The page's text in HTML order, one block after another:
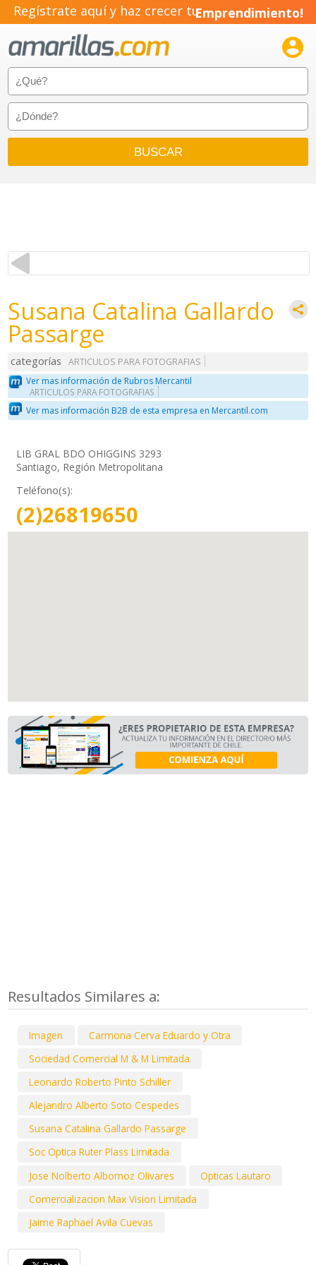
Regístrate aquí y haz crecer tuEmprendimiento!

Susana Catalina Gallardo
Passarge
categorías
ARTICULOS PARA FOTOGRAFIAS
Ver mas información de Rubros Mercantil
ARTICULOS PARA FOTOGRAFIAS
Ver mas información B2B de esta empresa en Mercantil.com
LIB GRAL BDO OHIGGINS 3293
Santiago, Región Metropolitana
Teléfono(s):
(2)26819650
Resultados Similares a:
Imagen
Carmona Cerva Eduardo y Otra
Sociedad Comercial M & M Limitada
Leonardo Roberto Pinto Schiller
Alejandro Alberto Soto Cespedes
Susana Catalina Gallardo Passarge
Soc Optica Ruter Plass Limitada
Jose Nolberto Albornoz Olivares
Opticas Lautaro
Comercializacion Max Vision Limitada
Jaime Raphael Avila Cuevas